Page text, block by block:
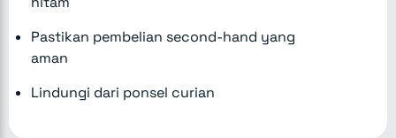
Pastikan pembelian second-hand yang
aman
Lindungi dari ponsel curian